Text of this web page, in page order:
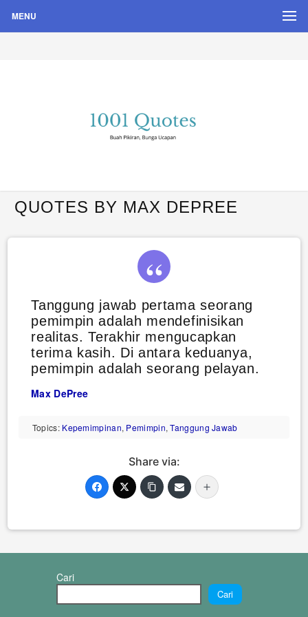
MENU
Quote Hari Puisi
QUOTES BY MAX DEPREE
Tanggung jawab pertama seorang
pemimpin adalah mendefinisikan
realitas. Terakhir mengucapkan
terima kasih. Di antara keduanya,
pemimpin adalah seorang pelayan.
Max DePree
Topics: Kepemimpinan, Pemimpin,Tanggung Jawab
Share via:
Cari
Cari